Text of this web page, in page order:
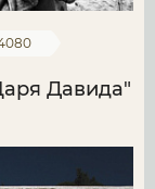
Давида"